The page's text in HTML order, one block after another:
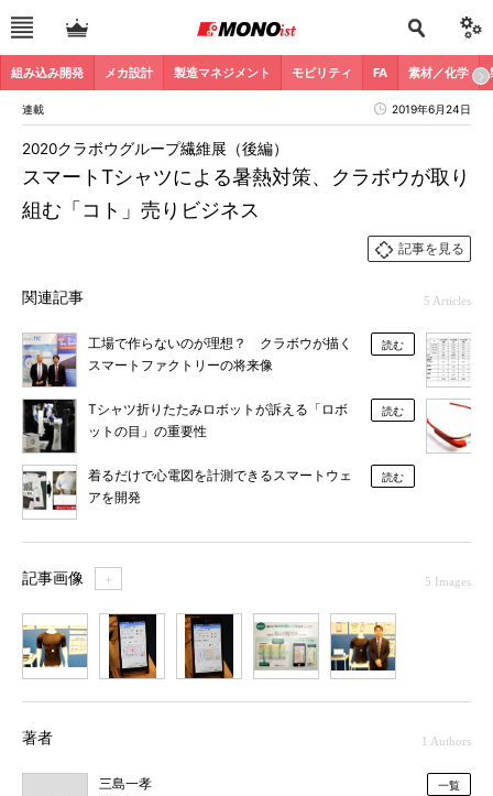
組み込み開発 メカ設計 製造マネジメント モビリティ FA 素材／化学
連載 2019年6月24日
スマートTシャツによる暑熱対策、クラボウが取り
組む「コト」売りビジネス
2020クラボウグループ繊維展（後編）
記事を見る
関連記事 5 Articles
工場で作らないのが理想？ クラボウが描く
スマートファクトリーの将来像
読む
Tシャツ折りたたみロボットが訴える「ロボ
ットの目」の重要性
読む
着るだけで心電図を計測できるスマートウェ
アを開発
読む
記事画像 ＋ 5 Images
著者 1 Authors
三島一孝 一覧